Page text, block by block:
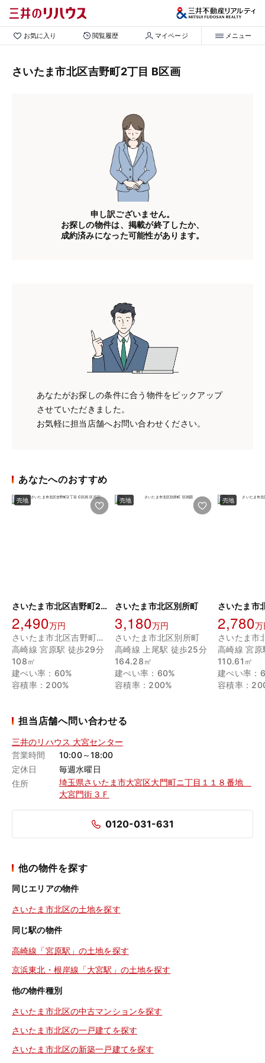
お気に入り 閲覧履歴 マイページ メニュー
さいたま市北区吉野町2丁目 B区画
申し訳ございません。
お探しの物件は、掲載が終了したか、
成約済みになった可能性があります。
あなたがお探しの条件に合う物件をピックアップ
させていただきました。
お気軽に担当店舗へお問い合わせください。
あなたへのおすすめ
売地
さいたま市北区吉野町2丁目 C区画
2,490万円
さいたま市北区吉野町２丁目
高崎線 宮原駅 徒歩29分
108㎡
建ぺい率：60%
容積率：200%
売地
さいたま市北区別所町
3,180万円
さいたま市北区別所町
高崎線 上尾駅 徒歩25分
164.28㎡
建ぺい率：60%
容積率：200%
売地
2,780万
さいたま市
高崎線 宮
110.61㎡
建ぺい率：
容積率：
担当店舗へ問い合わせる
三井のリハウス 大宮センター
営業時間
10:00～18:00
定休日
毎週水曜日
住所
埼玉県さいたま市大宮区大門町ニ丁目１１８番地
大宮門街３Ｆ
0120-031-631
他の物件を探す
同じエリアの物件
さいたま市北区の土地を探す
同じ駅の物件
高崎線「宮原駅」の土地を探す
京浜東北・根岸線「大宮駅」の土地を探す
他の物件種別
さいたま市北区の中古マンションを探す
さいたま市北区の一戸建てを探す
さいたま市北区の新築一戸建てを探す